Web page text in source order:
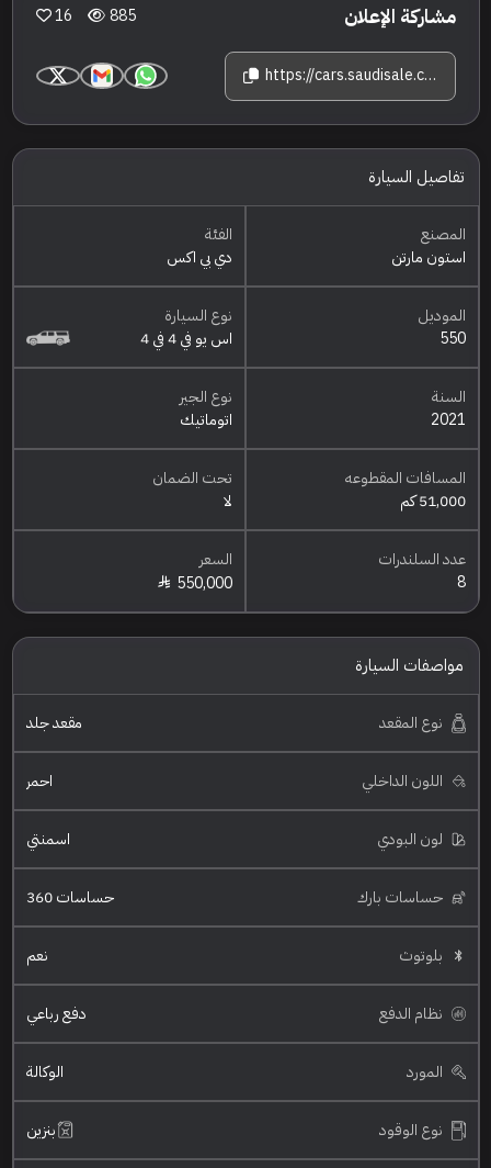
مشاركة الإعلان 885
16
https://cars.saudisale.com/listings/7c2EIQ/2021-%D8%A7%D8%B3%D8%AA%D9%88%D9%86-%D9%85%D8%A7%D8%B1%D8%AA%D9%86-%D8%AF%D9%8A-%D8%A8%D9%8A-%D8%A7%D9%83%D8%B3-550
تفاصيل السيارة
المصنع
استون مارتن
الفئة
دي بي اكس
الموديل
550
نوع السيارة
اس يو في 4 في 4
السنة
2021
نوع الجير
اتوماتيك
المسافات المقطوعه
51,000 كم
تحت الضمان
لا
عدد السلندرات
8
السعر
550,000
مواصفات السيارة
نوع المقعد مقعد جلد
اللون الداخلي احمر
لون البودي اسمنتي
حساسات بارك حساسات 360
بلوتوث نعم
نظام الدفع دفع رباعي
المورد الوكالة
نوع الوقود بنزين